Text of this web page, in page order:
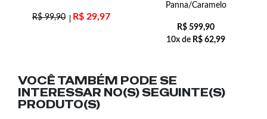
R$99,90 R$ 29,97
Panna/Caramelo
R$ 599,90
10x de R$ 62,99
VOCÊ TAMBÉM PODE SE
INTERESSAR NO(S) SEGUINTE(S)
PRODUTO(S)